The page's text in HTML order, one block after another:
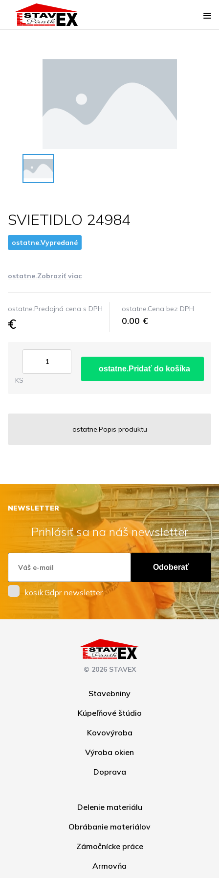
SVIETIDLO 24984
ostatne.Vypredané
ostatne.Zobraziť viac
ostatne.Predajná cena s DPH
€
ostatne.Cena bez DPH
0.00 €
KS
ostatne.Pridať do košíka
ostatne.Popis produktu
NEWSLETTER
Prihlásiť sa na náš newsletter
Odoberať
kosik.Gdpr newsletter
© 2026 STAVEX
Stavebniny
Kúpeľňové štúdio
Kovovýroba
Výroba okien
Doprava
Delenie materiálu
Obrábanie materiálov
Zámočnícke práce
Armovňa